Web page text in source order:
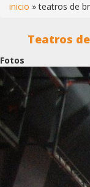
inicio teatros de
Teatros
Fotos